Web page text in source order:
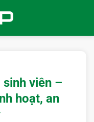
viên –
hoạt, an